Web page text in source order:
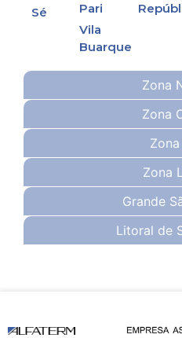
Zona
Zona
Zona
Grande
Litoral de
Sé
Pari
Vila
Buarque